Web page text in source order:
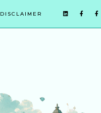
DISCLAIMER